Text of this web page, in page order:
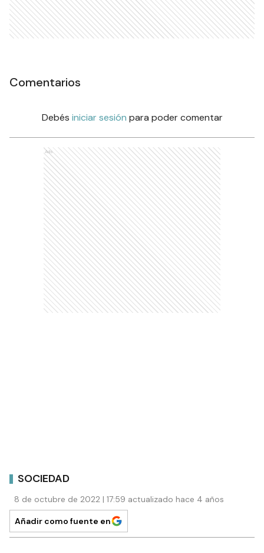
Comentarios
Debés iniciar sesión para poder comentar
Ads
SOCIEDAD
8 de octubre de 2022 | 17:59 actualizado hace 4 años
Añadir como fuente en